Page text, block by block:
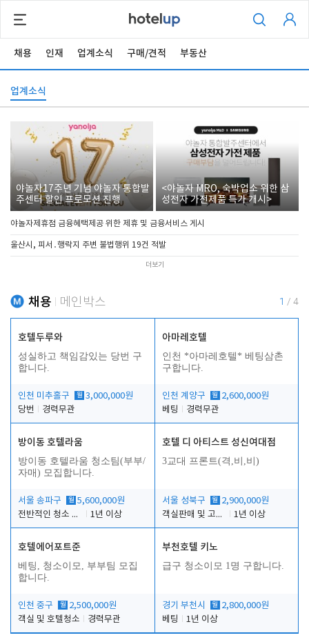
채용 인재 업계소식 구매/견적 부동산
업계소식
야놀자17주년 기념 야놀자 통합발
주센터 할인 프로모션 진행
<야놀자 MRO, 숙박업소 위한 삼
성전자 가전제품 특가 개시>
야놀자제휴점 금융혜택제공 위한 제휴 및 금융서비스 게시
울산시, 피서․행락지 주변 불법행위 19건 적발
더보기
채용 메인박스 1 / 4
호텔두루와
성실하고 책임감있는 당번 구
합니다.
인천 미추홀구 월 3,000,000원
당번
경력무관
아마레호텔
인천 *아마레호텔* 베팅삼촌
구합니다.
인천 계양구 월 2,600,000원
베팅
경력무관
방이동 호텔라움
방이동 호텔라움 청소팀(부부/
자매) 모집합니다.
서울 송파구 월 5,600,000원
전반적인 청소 업무(객실청소.객실정리)
1년 이상
호텔 디 아티스트 성신여대점
3교대 프론트(격,비,비)
서울 성북구 월 2,900,000원
객실판매 및 고객응대
1년 이상
호텔에어포트준
베팅, 청소이모, 부부팀 모집
합니다.
인천 중구 월 2,500,000원
객실 및 호텔청소
경력무관
부천호텔 키노
급구 청소이모 1명 구합니다.
경기 부천시 월 2,800,000원
베팅
1년 이상